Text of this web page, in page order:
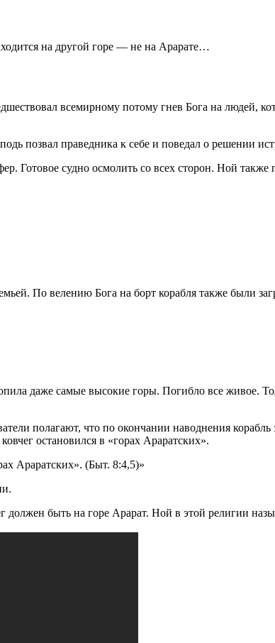
на другой горе — не на Арарате…
всемирному потому гнев Бога на людей,
позвал праведника к себе и поведал о решении
Готовое судно осмолить со всех сторон. Ной
По велению Бога на борт корабля также
даже самые высокие горы. Погибло все живое.
полагают, что по окончании наводнения
остановился в «горах Араратских».
Араратских». (Быт. 8:4,5)»
быть на горе Арарат. Ной в этой религии